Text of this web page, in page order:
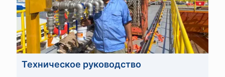
Техническое руководство